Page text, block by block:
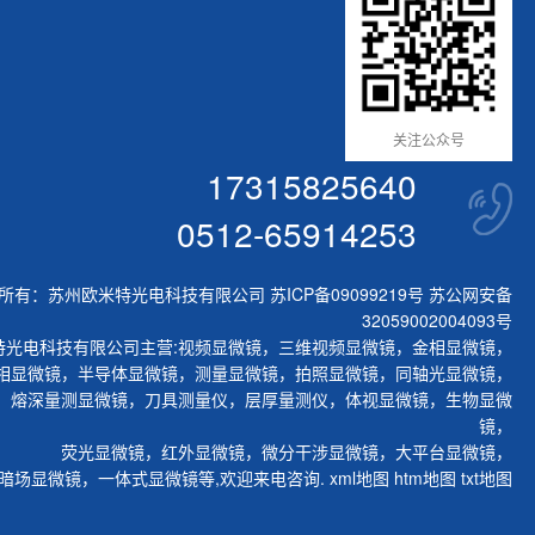
关注公众号
17315825640
0512-65914253
有：苏州欧米特光电科技有限公司 苏ICP备09099219号 苏公网安备
32059002004093号
电科技有限公司主营:视频显微镜， 三维视频显微镜， 金相显微镜，
显微镜， 半导体显微镜， 测量显微镜， 拍照显微镜， 同轴光显微镜，
熔深量测显微镜， 刀具测量仪， 层厚量测仪， 体视显微镜， 生物显微
镜，
荧光显微镜， 红外显微镜， 微分干涉显微镜， 大平台显微镜，
场显微镜， 一体式显微镜等,欢迎来电咨询. xml地图 htm地图 txt地图